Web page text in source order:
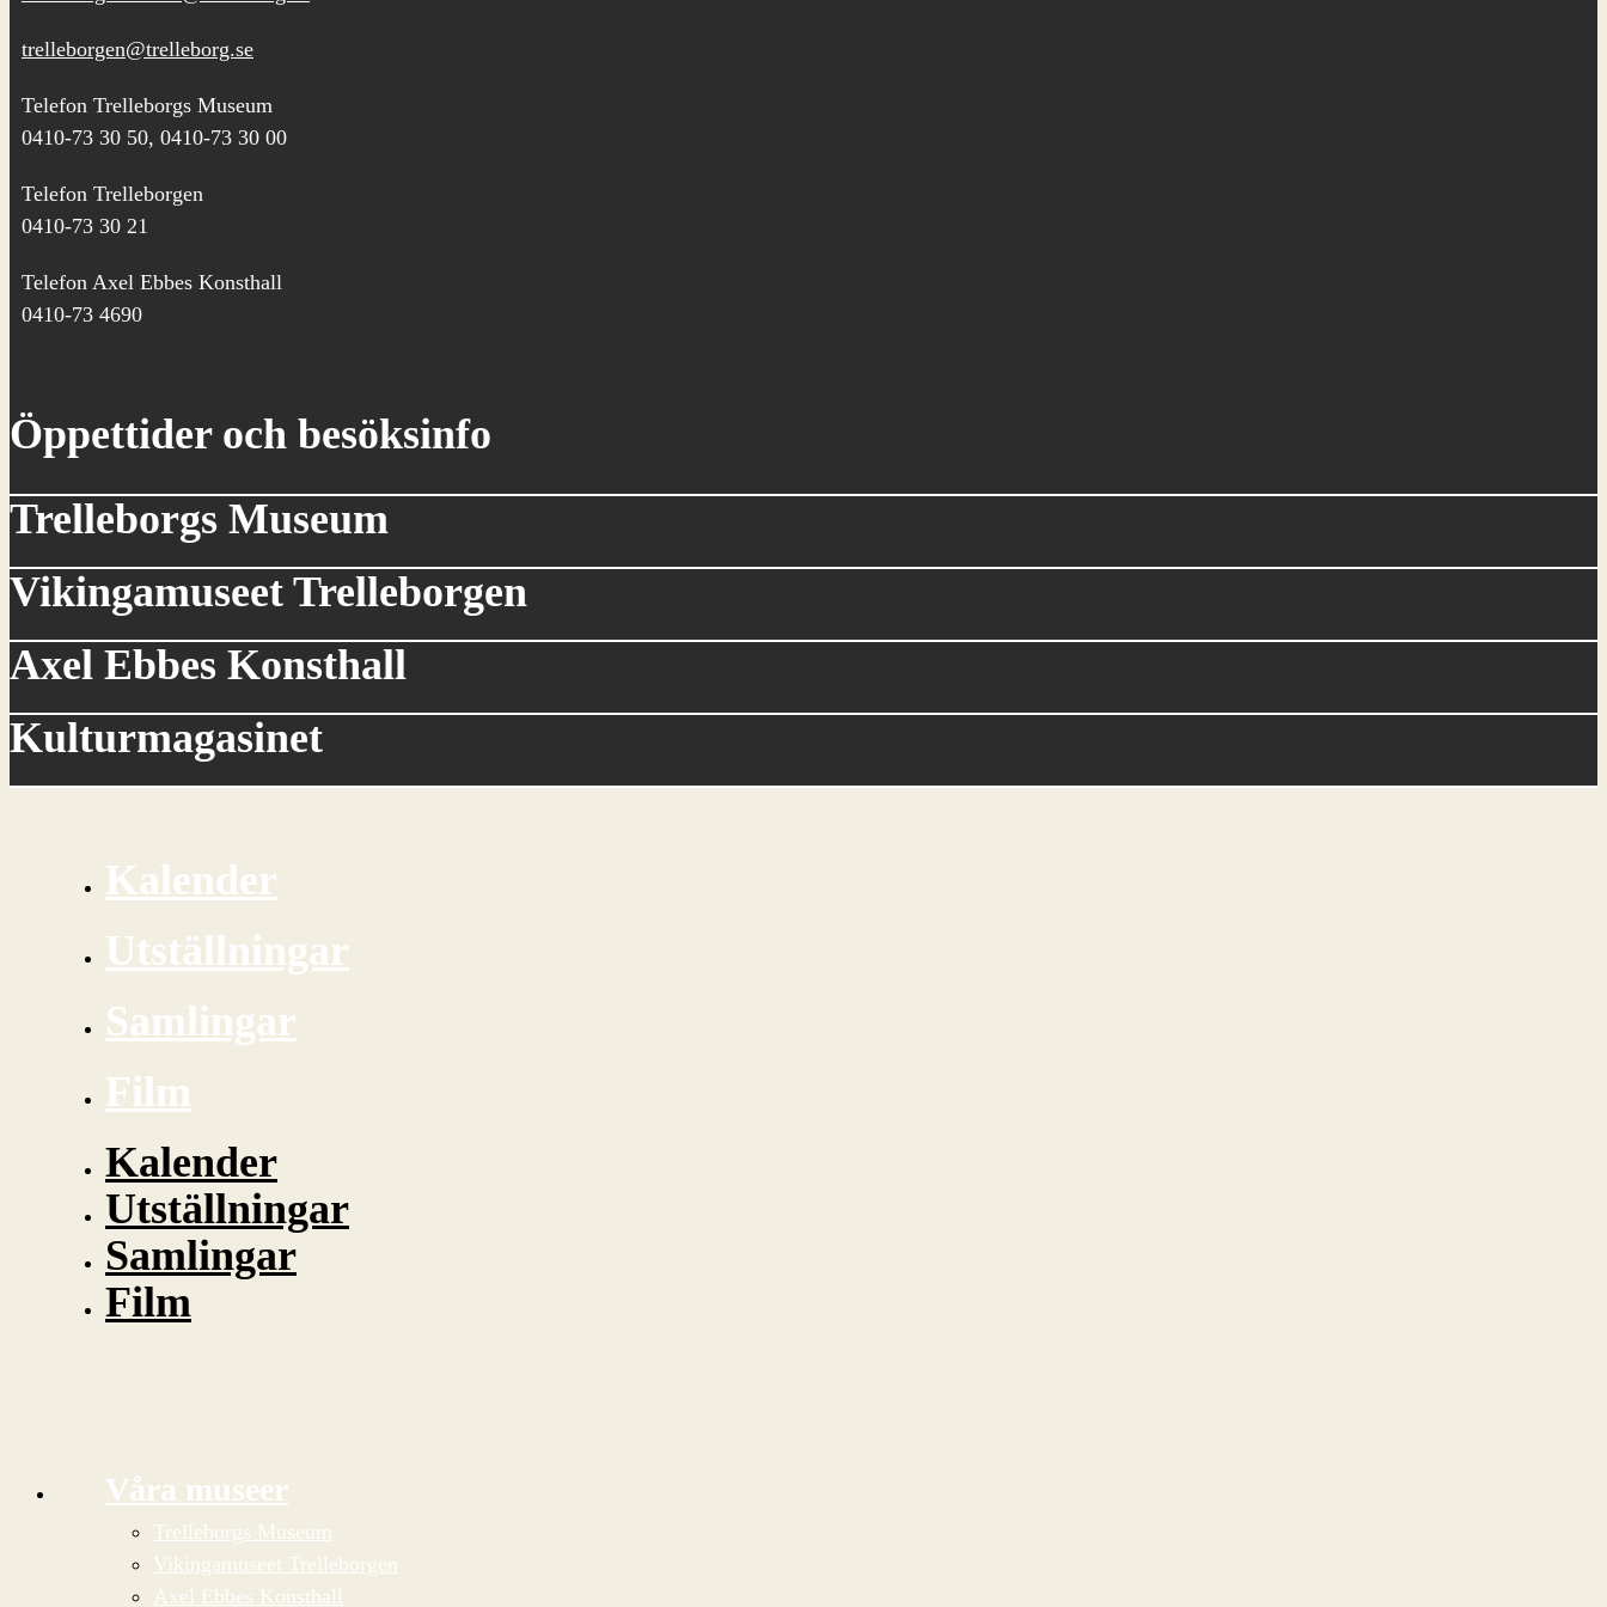
trelleborgen@trelleborg.se
Telefon Trelleborgs Museum
0410-73 30 50, 0410-73 30 00
Telefon Trelleborgen
0410-73 30 21
Telefon Axel Ebbes Konsthall
0410-73 4690
Öppettider och besöksinfo
Trelleborgs Museum
Vikingamuseet Trelleborgen
Axel Ebbes Konsthall
Kulturmagasinet
Kalender
Utställningar
Samlingar
Film
Kalender
Utställningar
Samlingar
Film
Våra museer
Trelleborgs Museum
Vikingamuseet Trelleborgen
Axel Ebbes Konsthall